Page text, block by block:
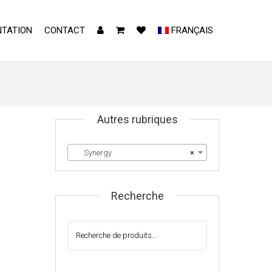
CONTACT FRANÇAIS
Autres rubriques
×
Synergy
Recherche